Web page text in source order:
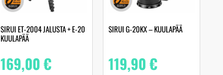
SIRUI ET-2004 JALUSTA + E-20
KUULAPÄÄ
169,00€
SIRUI G-20KX – KUULAPÄÄ
119,90€